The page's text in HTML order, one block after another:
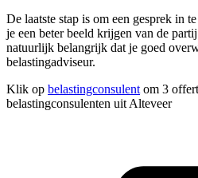
De laatste stap is om een gesprek in
je een beter beeld krijgen van de
natuurlijk belangrijk dat je goed
belastingadviseur.
Klik op belastingconsulent om 3
belastingconsulenten uit Alteveer